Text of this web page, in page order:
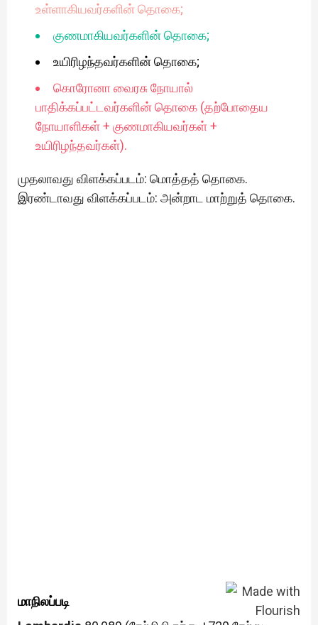
உள்ளாகியவர்களின் தொகை;
குணமாகியவர்களின் தொகை;
உயிரிழந்தவர்களின் தொகை;
கொரோனா வைரசு நோயால்
பாதிக்கப்பட்டவர்களின் தொகை (தற்போதைய
நோயாளிகள் + குணமாகியவர்கள் +
உயிரிழந்தவர்கள்).
முதலாவது விளக்கப்படம்: மொத்தத் தொகை.
இரண்டாவது விளக்கப்படம்: அன்றாட மாற்றுத் தொகை.
மாநிலப்படி